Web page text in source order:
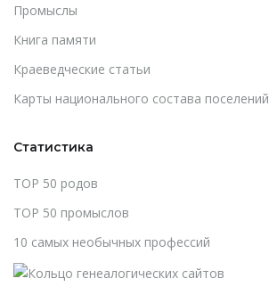
Промыслы
Книга памяти
Краеведческие статьи
Карты национального состава поселений
Статистика
TOP 50 родов
TOP 50 промыслов
10 самых необычных профессий